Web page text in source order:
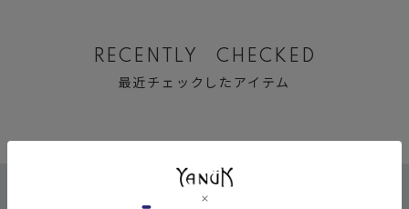
RECENTLY CHECKED
最近チェックしたアイテム